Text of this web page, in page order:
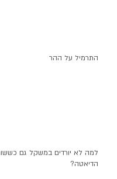
התרמיל על ההר
למה לא יורדים במשקל גם
הדיאטה?